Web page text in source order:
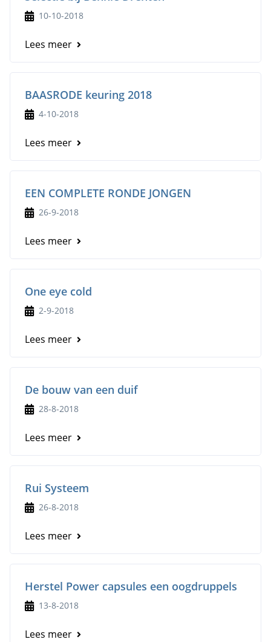
10-10-2018
Lees meer
BAASRODE keuring 2018
4-10-2018
Lees meer
EEN COMPLETE RONDE JONGEN
26-9-2018
Lees meer
One eye cold
2-9-2018
Lees meer
De bouw van een duif
28-8-2018
Lees meer
Rui Systeem
26-8-2018
Lees meer
Herstel Power capsules een oogdruppels
13-8-2018
Lees meer